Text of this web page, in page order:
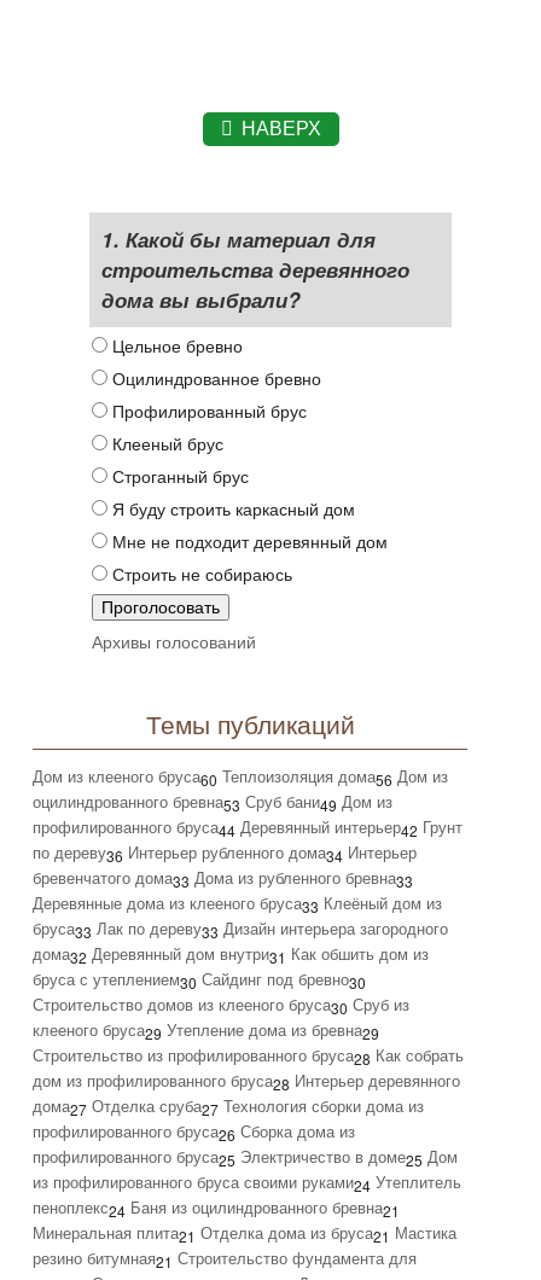
НАВЕРХ
1. Какой бы материал для
строительства деревянного
дома вы выбрали?
Цельное бревно
Оцилиндрованное бревно
Профилированный брус
Клееный брус
Строганный брус
Я буду строить каркасный дом
Мне не подходит деревянный дом
Строить не собираюсь
Архивы голосований
Темы публикаций
Дом из клееного бруса60 Теплоизоляция дома56 Дом из
оцилиндрованного бревна53 Сруб бани49 Дом из
профилированного бруса44 Деревянный интерьер42 Грунт
по дереву36 Интерьер рубленного дома34 Интерьер
бревенчатого дома33 Дома из рубленного бревна33
Деревянные дома из клееного бруса33 Клеёный дом из
бруса33 Лак по дереву33 Дизайн интерьера загородного
дома32 Деревянный дом внутри31 Как обшить дом из
бруса с утеплением30 Сайдинг под бревно30
Строительство домов из клееного бруса30 Сруб из
клееного бруса29 Утепление дома из бревна29
Строительство из профилированного бруса28 Как собрать
дом из профилированного бруса28 Интерьер деревянного
дома27 Отделка сруба27 Технология сборки дома из
профилированного бруса26 Сборка дома из
профилированного бруса25 Электричество в доме25 Дом
из профилированного бруса своими руками24 Утеплитель
пеноплекс24 Баня из оцилиндрованного бревна21
Минеральная плита21 Отделка дома из бруса21 Мастика
резино битумная21 Строительство фундамента для